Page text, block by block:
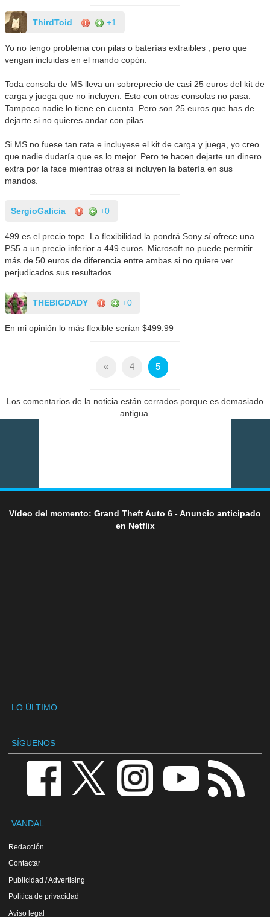
ThirdToid +1
Yo no tengo problema con pilas o baterías extraibles , pero que
vengan incluidas en el mando copón.
Toda consola de MS lleva un sobreprecio de casi 25 euros del kit de
carga y juega que no incluyen. Esto con otras consolas no pasa.
Tampoco nadie lo tiene en cuenta. Pero son 25 euros que has de
dejarte si no quieres andar con pilas.
Si MS no fuese tan rata e incluyese el kit de carga y juega, yo creo
que nadie dudaría que es lo mejor. Pero te hacen dejarte un dinero
extra por la face mientras otras si incluyen la batería en sus
mandos.
SergioGalicia +0
499 es el precio tope. La flexibilidad la pondrá Sony sí ofrece una
PS5 a un precio inferior a 449 euros. Microsoft no puede permitir
más de 50 euros de diferencia entre ambas si no quiere ver
perjudicados sus resultados.
THEBIGDADY +0
En mi opinión lo más flexible serían $499.99
« 4 5
Los comentarios de la noticia están cerrados porque es demasiado
antigua.
Vídeo del momento: Grand Theft Auto 6 - Anuncio anticipado
en Netflix
LO ÚLTIMO
SÍGUENOS
VANDAL
Redacción
Contactar
Publicidad / Advertising
Política de privacidad
Aviso legal